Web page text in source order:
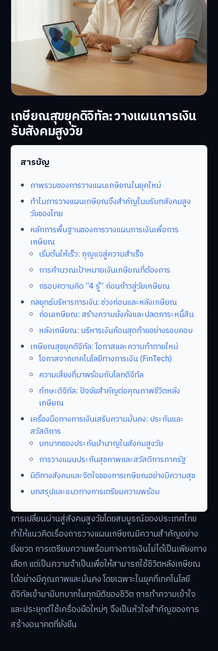
เกษียณสุขยุคดิจิทัล: วางแผนการเงิน
รับสังคมสูงวัย
สารบัญ
ภาพรวมของการวางแผนเกษียณในยุคใหม่
ทำไมการวางแผนเกษียณจึงสำคัญในบริบทสังคมสูง
วัยของไทย
หลักการพื้นฐานของการวางแผนการเงินเพื่อการ
เกษียณ
เริ่มต้นให้เร็ว: กุญแจสู่ความสำเร็จ
การคำนวณเป้าหมายเงินเกษียณที่ต้องการ
กรอบความคิด “4 รู้” ก่อนก้าวสู่วัยเกษียณ
กลยุทธ์บริหารการเงิน: ช่วงก่อนและหลังเกษียณ
ก่อนเกษียณ: สร้างความมั่งคั่งและปลดภาระหนี้สิน
หลังเกษียณ: บริหารเงินก้อนสุดท้ายอย่างรอบคอบ
เกษียณสุขยุคดิจิทัล: โอกาสและความท้าทายใหม่
โอกาสจากเทคโนโลยีทางการเงิน (FinTech)
ความเสี่ยงที่มาพร้อมกับโลกดิจิทัล
ทักษะดิจิทัล: ปัจจัยสำคัญต่อคุณภาพชีวิตหลัง
เกษียณ
เครื่องมือทางการเงินเสริมความมั่นคง: ประกันและ
สวัสดิการ
บทบาทของประกันบำนาญในสังคมสูงวัย
การวางแผนประกันสุขภาพและสวัสดิการภาครัฐ
มิติทางสังคมและจิตใจของการเกษียณอย่างมีความสุข
บทสรุปและแนวทางการเตรียมความพร้อม
การเปลี่ยนผ่านสู่สังคมสูงวัยโดยสมบูรณ์ของประเทศไทย
ทำให้แนวคิดเรื่องการวางแผนเกษียณมีความสำคัญอย่าง
ยิ่งยวด การเตรียมความพร้อมทางการเงินไม่ได้เป็นเพียงทาง
เลือก แต่เป็นความจำเป็นเพื่อให้สามารถใช้ชีวิตหลังเกษียณ
ได้อย่างมีคุณภาพและมั่นคง โดยเฉพาะในยุคที่เทคโนโลยี
ดิจิทัลเข้ามามีบทบาทในทุกมิติของชีวิต การทำความเข้าใจ
และประยุกต์ใช้เครื่องมือใหม่ๆ จึงเป็นหัวใจสำคัญของการ
สร้างอนาคตที่ยั่งยืน